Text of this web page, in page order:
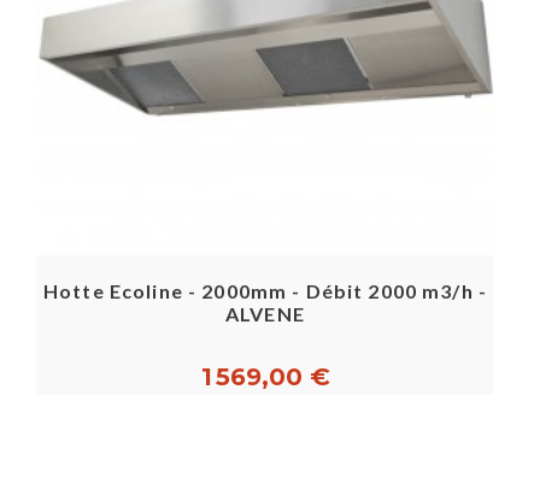
Hotte Ecoline - 2000mm - Débit 2000 m3/h -
ALVENE
1 569,00 €